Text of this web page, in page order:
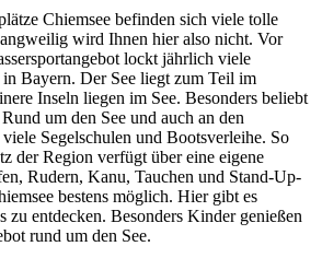
Chiemsee befinden sich viele tolle
wird Ihnen hier also nicht. Vor
lockt jährlich viele
Bayern. Der See liegt zum Teil im
Inseln liegen im See. Besonders beliebt
um den See und auch an den
Segelschulen und Bootsverleihe. So
der Region verfügt über eine eigene
Rudern, Kanu, Tauchen und Stand-Up-
bestens möglich. Hier gibt es
entdecken. Besonders Kinder genießen
rund um den See.